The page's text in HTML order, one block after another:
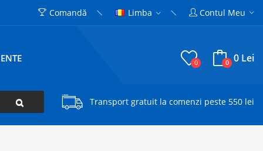
Comandă Limba Contul Meu
0 0 0 Lei
Transport gratuit la comenzi peste 550 lei